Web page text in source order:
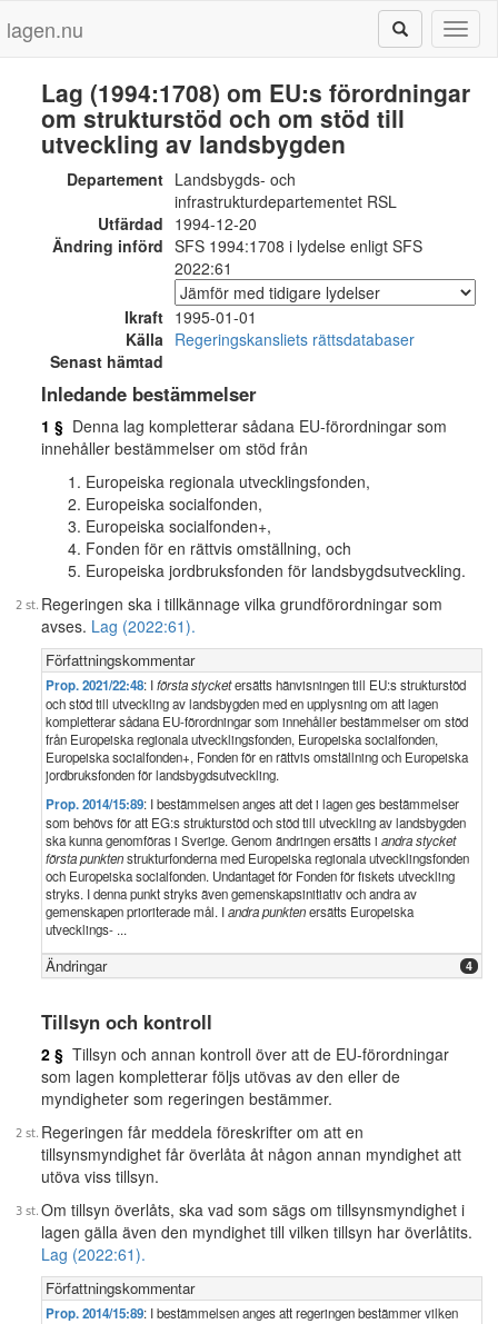
lagen.nu
Lag (1994:1708) om EU:s förordningar
om strukturstöd och om stöd till
utveckling av landsbygden
Departement Landsbygds- och
infrastrukturdepartementet RSL
Utfärdad 1994-12-20
Ändring införd SFS 1994:1708 i lydelse enligt SFS
2022:61
Ikraft 1995-01-01
Källa Regeringskansliets rättsdatabaser
Senast hämtad
Inledande bestämmelser
1 § Denna lag kompletterar sådana EU-förordningar som
innehåller bestämmelser om stöd från
Europeiska regionala utvecklingsfonden,
Europeiska socialfonden,
Europeiska socialfonden+,
Fonden för en rättvis omställning, och
Europeiska jordbruksfonden för landsbygdsutveckling.
Regeringen ska i tillkännage vilka grundförordningar som
avses. Lag (2022:61).
Författningskommentar
Prop. 2021/22:48: Iförsta stycketersätts hänvisningen till EU:s strukturstöd
och stöd till utveckling av landsbygden med en upplysning om att lagen
kompletterar sådana EU-förordningar som innehåller bestämmelser om stöd
från Europeiska regionala utvecklingsfonden, Europeiska socialfonden,
Europeiska socialfonden+, Fonden för en rättvis omställning och Europeiska
jordbruksfonden för landsbygdsutveckling.
Prop. 2014/15:89: I bestämmelsen anges att det i lagen ges bestämmelser
som behövs för att EG:s strukturstöd och stöd till utveckling av landsbygden
ska kunna genomföras i Sverige. Genom ändringen ersätts i andra stycket
första punktenstrukturfonderna med Europeiska regionala utvecklingsfonden
och Europeiska socialfonden. Undantaget för Fonden för fiskets utveckling
stryks. I denna punkt stryks även gemenskapsinitiativ och andra av
gemenskapen prioriterade mål. Iandra punktenersätts Europeiska
utvecklings- ...
Ändringar 4
Tillsyn och kontroll
2 § Tillsyn och annan kontroll över att de EU-förordningar
som lagen kompletterar följs utövas av den eller de
myndigheter som regeringen bestämmer.
Regeringen får meddela föreskrifter om att en
tillsynsmyndighet får överlåta åt någon annan myndighet att
utöva viss tillsyn.
Om tillsyn överlåts, ska vad som sägs om tillsynsmyndighet i
lagen gälla även den myndighet till vilken tillsyn har överlåtits.
Lag (2022:61).
Författningskommentar
Prop. 2014/15:89: I bestämmelsen anges att regeringen bestämmer vilken